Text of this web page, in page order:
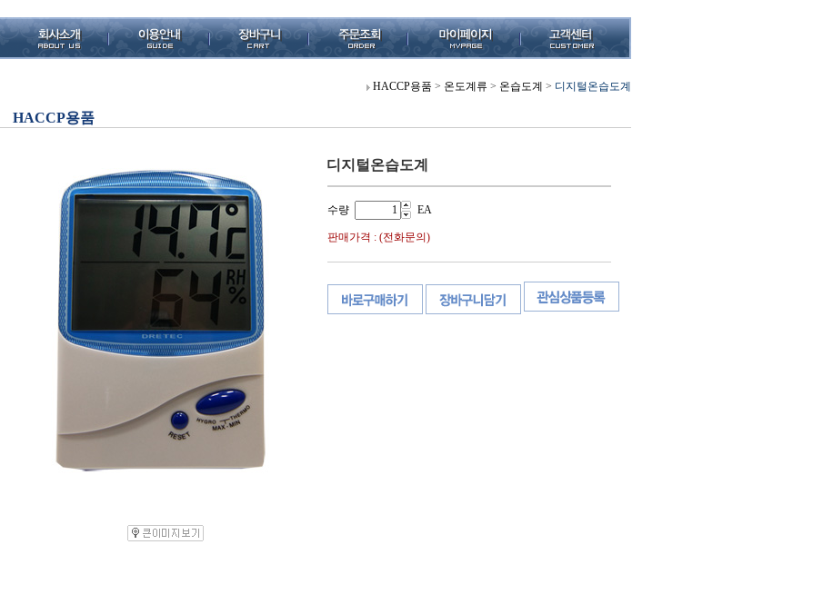
HACCP용품 > 온도계류 > 온습도계 > 디지털온습도계
HACCP용품
디지털온습도계
수량 EA
판매가격 : (전화문의)